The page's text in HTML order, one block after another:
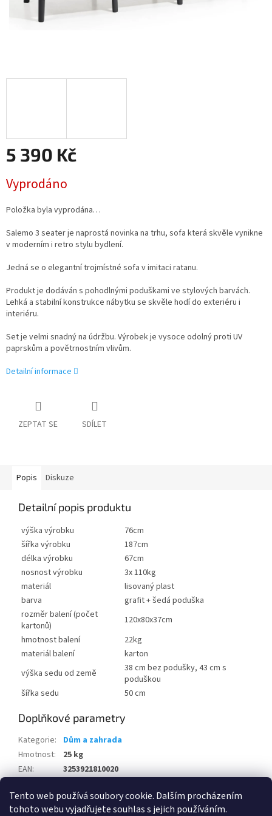
Tento web používá soubory cookie. Dalším procházením
tohoto webu vyjadřujete souhlas s jejich používáním.
5 390 Kč
cena:
Vyprodáno
Položka byla vyprodána…
Salemo 3 seater je naprostá novinka na trhu, sofa která skvěle vynikne
v moderním i retro stylu bydlení.
Jedná se o elegantní trojmístné sofa v imitaci ratanu.
Produkt je dodáván s pohodlnými poduškami ve stylových barvách.
Lehká a stabilní konstrukce nábytku se skvěle hodí do exteriéru i
interiéru.
Set je velmi snadný na údržbu. Výrobek je vysoce odolný proti UV
paprskům a povětrnostním vlivům.
Detailní informace
ZEPTAT SE SDÍLET
Popis Diskuze
Detailní popis produktu
výška výrobku
76cm
šířka výrobku
187cm
délka výrobku
67cm
nosnost výrobku
3x 110kg
materiál
lisovaný plast
barva
grafit + šedá poduška
rozměr balení (počet
kartonů)
120x80x37cm
hmotnost balení
22kg
materiál balení
karton
výška sedu od země
38 cm bez podušky, 43 cm s
poduškou
šířka sedu
50 cm
Doplňkové parametry
Kategorie:
Dům a zahrada
Hmotnost:
25 kg
EAN:
3253921810020